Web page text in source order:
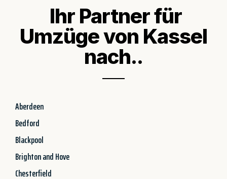
Ihr Partner für
Umzüge von Kassel
nach..
Aberdeen
Bedford
Blackpool
Brighton and Hove
Chesterfield